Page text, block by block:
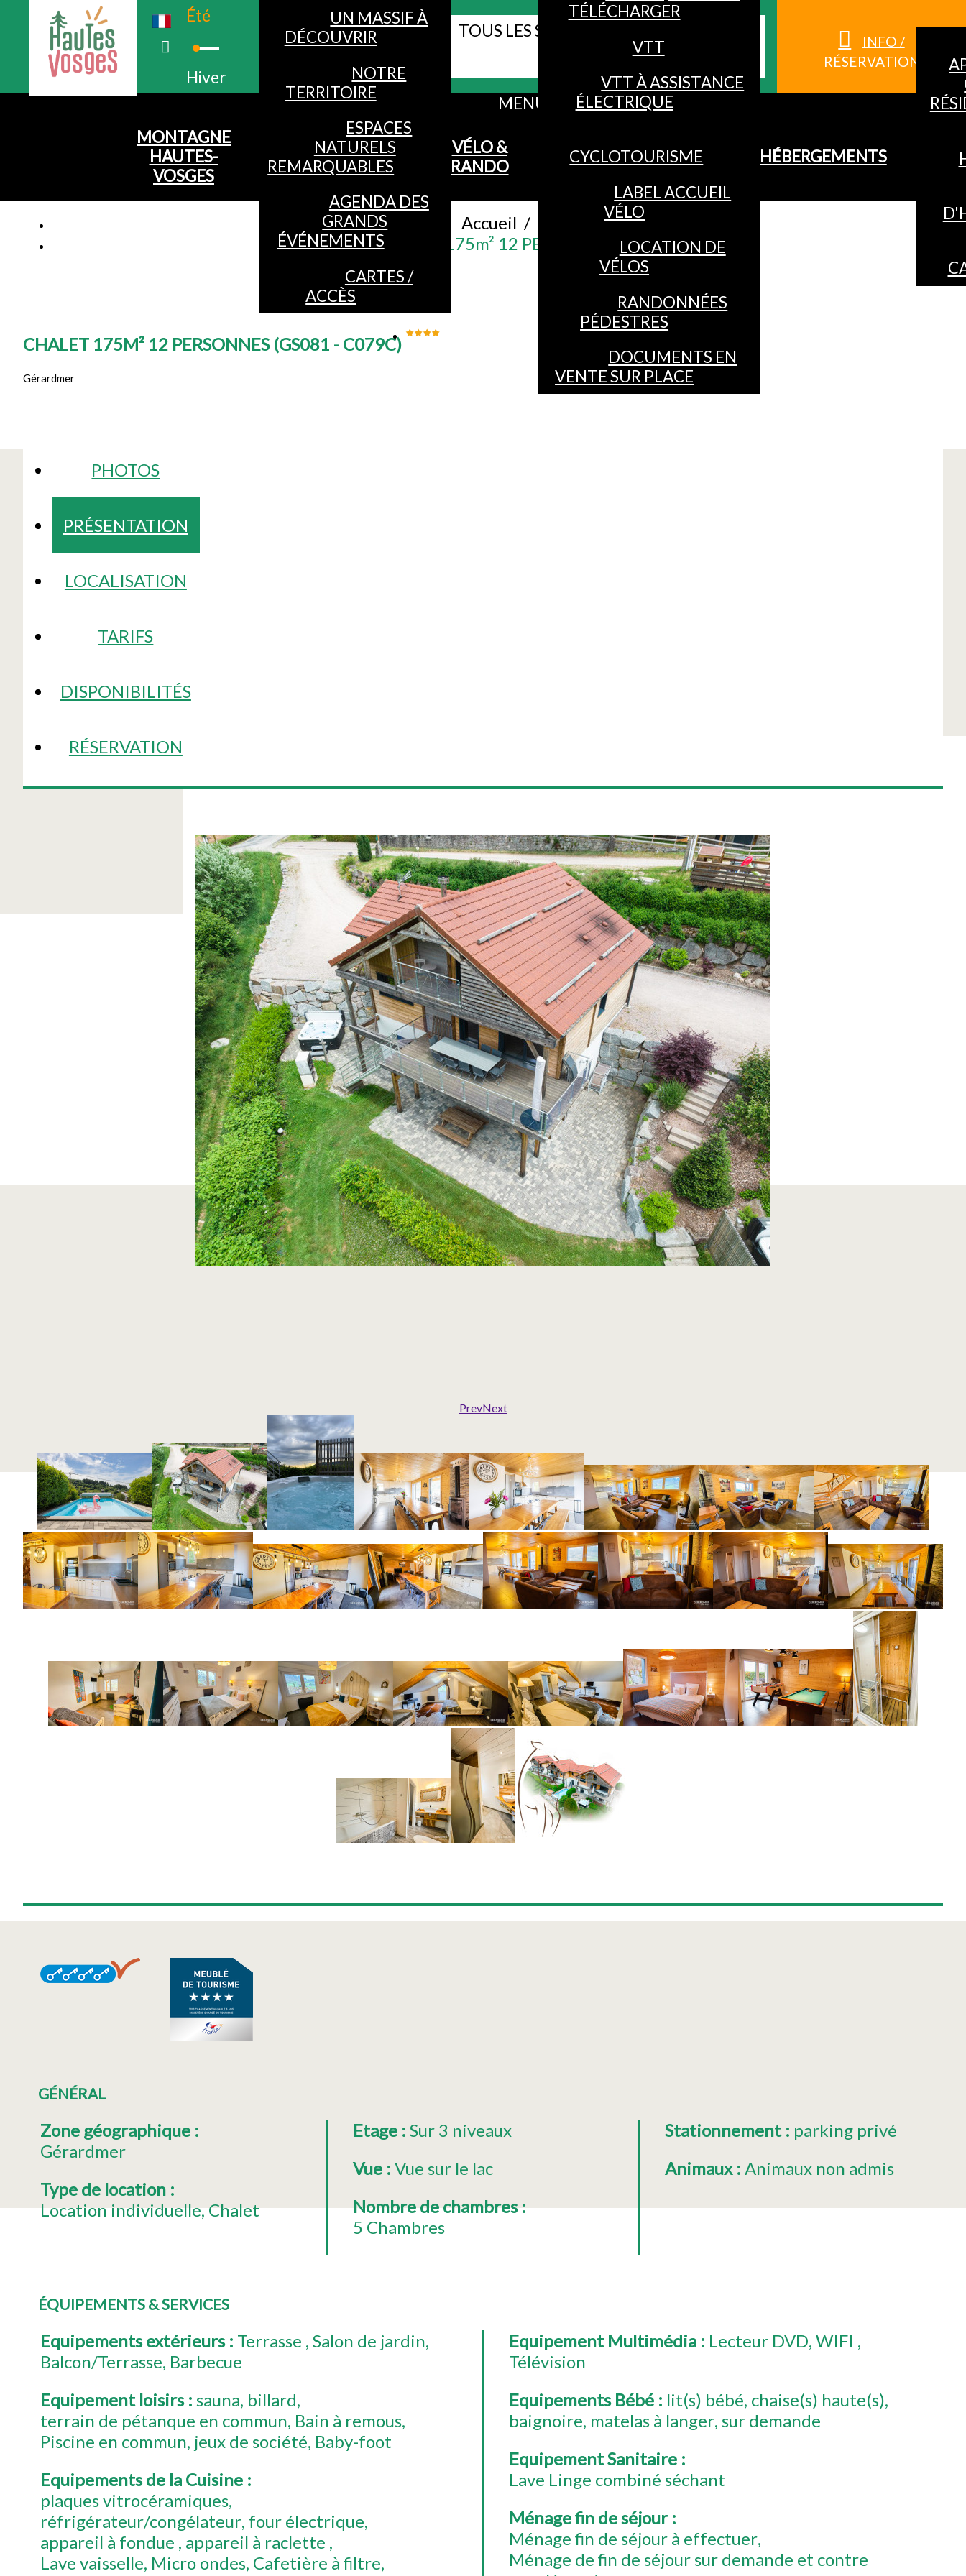
Été
Hiver
Webcams
TOUS LES SITES WEB DES HAUTES-
INFO /
RÉSERVATION
MENU
MONTAGNE
HAUTES-
VOSGES
UN MASSIF À
DÉCOUVRIR
NOTRE
TERRITOIRE
ESPACES
NATURELS
REMARQUABLES
AGENDA DES
GRANDS
ÉVÉNEMENTS
CARTES /
ACCÈS
VÉLO &
RANDO
TÉLÉCHARGER
VTT
VTT À ASSISTANCE
ÉLECTRIQUE
CYCLOTOURISME
LABEL ACCUEIL
VÉLO
LOCATION DE
VÉLOS
RANDONNÉES
PÉDESTRES
DOCUMENTS EN
VENTE SUR PLACE
HÉBERGEMENTS
Accueil /
CHALET 175m² 12 PERSONNES
CHALET 175M² 12 PERSONNES (GS081 - C079C)
Gérardmer
PHOTOS
PRÉSENTATION
LOCALISATION
TARIFS
DISPONIBILITÉS
RÉSERVATION
PrevNext
GÉNÉRAL
Zone géographique :
Gérardmer
Type de location :
Location individuelle Chalet
Etage : Sur 3 niveaux
Vue : Vue sur le lac
Nombre de chambres:
5 Chambres
Stationnement : parking privé
Animaux : Animaux non admis
ÉQUIPEMENTS & SERVICES
Equipements extérieurs : Terrasse Salon de jardin
Balcon/Terrasse Barbecue
Equipement loisirs : sauna billard
terrain de pétanque en commun Bain à remous
Piscine en commun jeux de société Baby-foot
Equipements de la Cuisine :
plaques vitrocéramiques
réfrigérateur/congélateur four électrique
appareil à fondue appareil à raclette
Lave vaisselle Micro ondes Cafetière à filtre
Equipement Multimédia : Lecteur DVD WIFI
Télévision
Equipements Bébé : lit(s) bébé chaise(s) haute(s)
baignoire matelas à langer sur demande
Equipement Sanitaire :
Lave Linge combiné séchant
Ménage fin de séjour :
Ménage fin de séjour à effectuer
Ménage de fin de séjour sur demande et contre